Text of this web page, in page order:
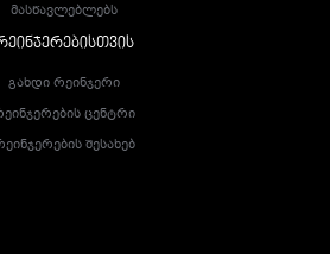
Მასწავლებლებს
Გახდი Რეინჯერი
Ცენტრი
Შესახებ